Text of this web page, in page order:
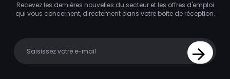
Recevez les dernières nouvelles du secteur et les offres d'emploi
qui vous concernent, directement dans votre boîte de réception.
Sign Up